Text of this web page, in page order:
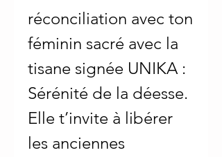
réconciliation avec ton
féminin sacré avec la
tisane signée UNIKA :
Sérénité de la déesse.
Elle t’invite à libérer
les anciennes